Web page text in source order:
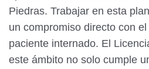
Piedras. Trabajar en esta
un compromiso directo con
paciente internado. El
este ámbito no solo cumple